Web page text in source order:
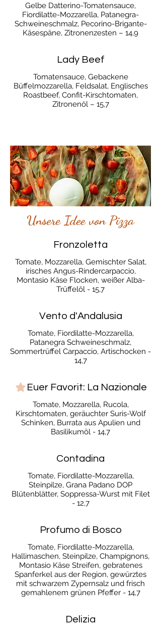
Gelbe Datterino-Tomatensauce,
Fiordilatte-Mozzarella, Patanegra-
Schweineschmalz, Pecorino-Brigante-
Käsespäne, Zitronenzesten – 14,9
Lady Beef
Tomatensauce, Gebackene
Büffelmozzarella, Feldsalat, Englisches
Roastbeef, Confit-Kirschtomaten,
Zitronenöl – 15,7
Unsere Idee von Pizza
Fronzoletta
Tomate, Mozzarella, Gemischter Salat,
irisches Angus-Rindercarpaccio,
Montasio Käse Flocken, weißer Alba-
Trüffelöl - 15,7
Vento d'Andalusia
Tomate, Fiordilatte-Mozzarella,
Patanegra Schweineschmalz,
Sommertrüffel Carpaccio, Artischocken -
14,7
Euer Favorit: La Nazionale
Tomate, Mozzarella, Rucola,
Kirschtomaten, geräuchter Suris-Wolf
Schinken, Burrata aus Apulien und
Basilikumöl - 14,7
Contadina
Tomate, Fiordilatte-Mozzarella,
Steinpilze, Grana Padano DOP
Blütenblätter, Soppressa-Wurst mit Filet
- 12,7
Profumo di Bosco
Tomate, Fiordilatte-Mozzarella,
Hallimaschen, Steinpilze, Champignons,
Montasio Käse Streifen, gebratenes
Spanferkel aus der Region, gewürztes
mit schwarzem Zypernsalz und frisch
gemahlenem grünen Pfeffer - 14,7
Delizia